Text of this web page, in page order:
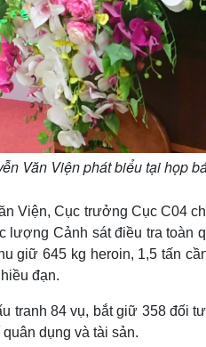
Văn Viện phát biểu tại họp
Viện, Cục trưởng Cục C04
Cảnh sát điều tra toàn
giữ 645 kg heroin, 1,5 tấn
đạn.
tranh 84 vụ, bắt giữ 358 đối
dụng và tài sản.